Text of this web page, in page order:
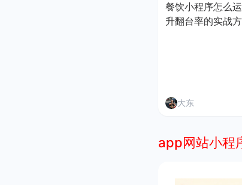
餐饮小程序怎么
升翻台率的实战
大东
app网站小程